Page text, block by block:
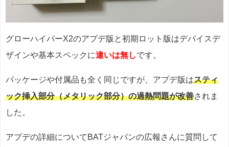
グローハイパーX2のアプデ版と初期ロット版はデバイスデ
ザインや基本スペックに違いは無しです。
パッケージや付属品も全く同じですが、アプデ版はスティ
ック挿入部分（メタリック部分）の過熱問題が改善されま
した。
アプデの詳細についてBATジャパンの広報さんに質問して